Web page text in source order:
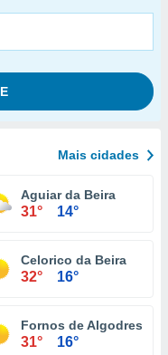
Mais cidades
Aguiar da Beira
31° 14°
Celorico da Beira
32° 16°
Fornos de Algodres
31° 16°